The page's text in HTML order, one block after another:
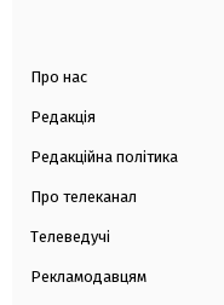
Про нас
Редакція
Редакційна політика
Про телеканал
Телеведучі
Рекламодавцям